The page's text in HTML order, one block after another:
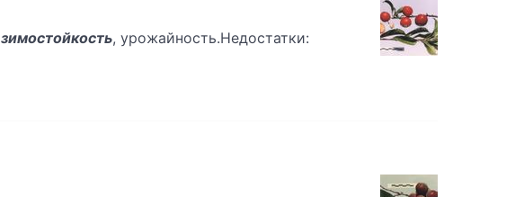
зимостойкость, урожайность.Недостатки: